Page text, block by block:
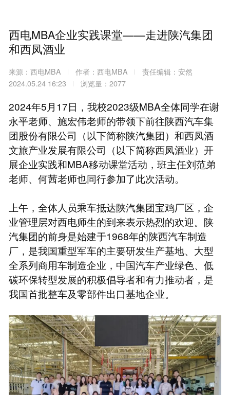
西电MBA企业实践课堂——走进陕汽集团
和西凤酒业
来源：西电MBA 作者：西电MBA
责任编辑：安然
2024.05.24 16:23
浏览量：2077
2024年5月17日，我校2023级MBA全体同学在谢
永平老师、施宏伟老师的带领下前往陕西汽车集
团股份有限公司（以下简称陕汽集团）和西凤酒
文旅产业发展有限公司（以下简称西凤酒业）开
展企业实践和MBA移动课堂活动，班主任刘范弟
老师、何茜老师也同行参加了此次活动。
上午，全体人员乘车抵达陕汽集团宝鸡厂区，企
业管理层对西电师生的到来表示热烈的欢迎。陕
汽集团的前身是始建于1968年的陕西汽车制造
厂，是我国重型军车的主要研发生产基地、大型
全系列商用车制造企业，中国汽车产业绿色、低
碳环保转型发展的积极倡导者和有力推动者，是
我国首批整车及零部件出口基地企业。